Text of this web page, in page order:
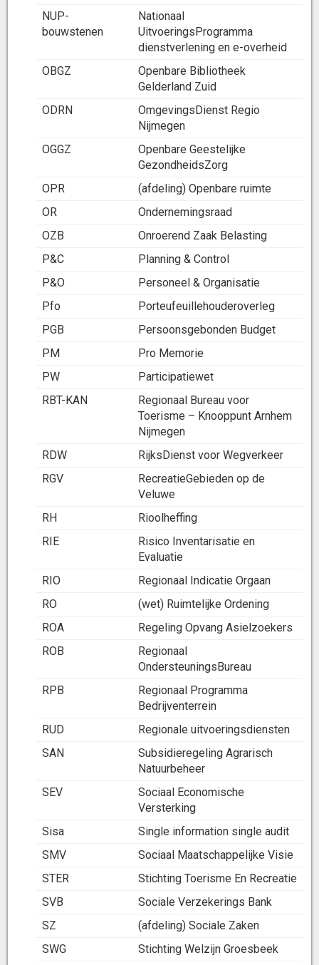
NUP-
bouwstenen
Nationaal
UitvoeringsProgramma
dienstverlening en e-overheid
OBGZ
Openbare Bibliotheek
Gelderland Zuid
ODRN
OmgevingsDienst Regio
Nijmegen
OGGZ
Openbare Geestelijke
GezondheidsZorg
OPR
(afdeling) Openbare ruimte
OR
Ondernemingsraad
OZB
Onroerend Zaak Belasting
P&C
Planning & Control
P&O
Personeel & Organisatie
Pfo
Porteufeuillehouderoverleg
PGB
Persoonsgebonden Budget
PM
Pro Memorie
PW
Participatiewet
RBT-KAN
Regionaal Bureau voor
Toerisme – Knooppunt Arnhem
Nijmegen
RDW
RijksDienst voor Wegverkeer
RGV
RecreatieGebieden op de
Veluwe
RH
Rioolheffing
RIE
Risico Inventarisatie en
Evaluatie
RIO
Regionaal Indicatie Orgaan
RO
(wet) Ruimtelijke Ordening
ROA
Regeling Opvang Asielzoekers
ROB
Regionaal
OndersteuningsBureau
RPB
Regionaal Programma
Bedrijventerrein
RUD
Regionale uitvoeringsdiensten
SAN
Subsidieregeling Agrarisch
Natuurbeheer
SEV
Sociaal Economische
Versterking
Sisa
Single information single audit
SMV
Sociaal Maatschappelijke Visie
STER
Stichting Toerisme En Recreatie
SVB
Sociale Verzekerings Bank
SZ
(afdeling) Sociale Zaken
SWG
Stichting Welzijn Groesbeek